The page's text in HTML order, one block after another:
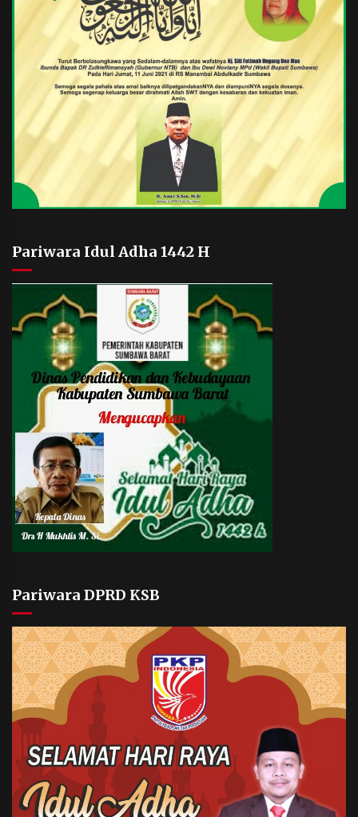
Pariwara Idul Adha 1442 H
Pariwara DPRD KSB